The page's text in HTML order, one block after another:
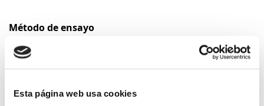
Esta página web usa cookies
Método de ensayo
Se extrae la humedad que contiene la muestra por
Fischer.